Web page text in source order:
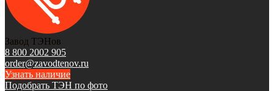
Завод ТЭНов
8 800 2002 905
order@zavodtenov.ru
Узнать наличие
Подобрать ТЭН по фото